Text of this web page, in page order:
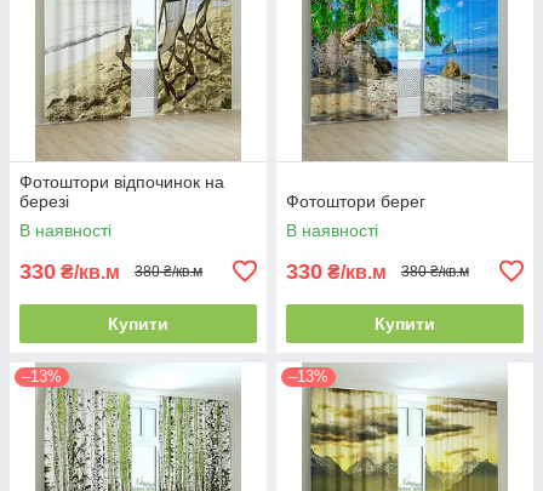
Фотоштори відпочинок на
березі
В наявності
330 ₴/кв.м 380 ₴/кв.м
Купити
Фотоштори берег
В наявності
330 ₴/кв.м 380 ₴/кв.м
Купити
–13% –13%